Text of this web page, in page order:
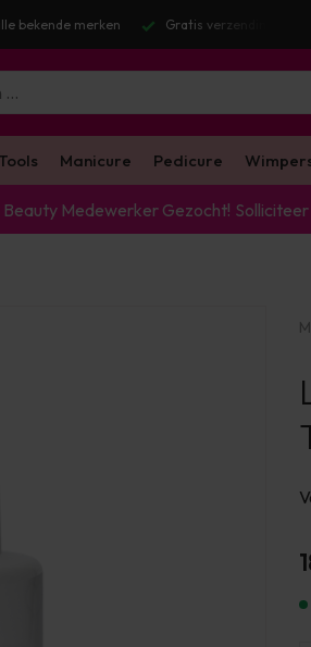
v.a. €100 excl. BTW Voor 16:00
Manicure Pedicure
Beauty Medewerker Gezocht! Solliciteer